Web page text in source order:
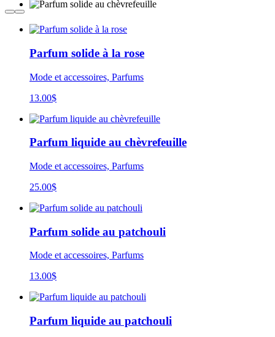
Parfum solide à la rose
Mode et accessoires, Parfums
13.00$
Parfum liquide au chèvrefeuille
Mode et accessoires, Parfums
25.00$
Parfum solide au patchouli
Mode et accessoires, Parfums
13.00$
Parfum liquide au patchouli